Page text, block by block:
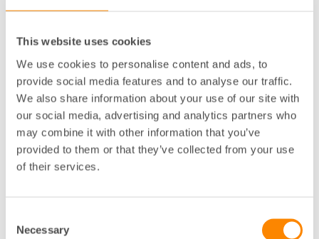
This website uses cookies
We use cookies to personalise content and ads, to
provide social media features and to analyse our traffic.
We also share information about your use of our site with
our social media, advertising and analytics partners who
may combine it with other information that you’ve
provided to them or that they’ve collected from your use
of their services.
Selection
Necessary
personuppgiftspolicy
Skicka
Vanliga frågor och svar